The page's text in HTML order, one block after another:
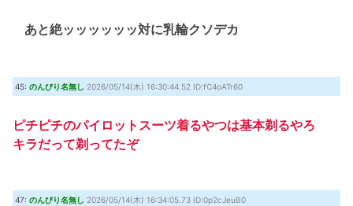
あと絶ッッッッッッ対に乳輪クソデカ
45: のんびり名無し 2026/05/14(木) 16:30:44.52 ID:fC4oATr60
ピチピチのパイロットスーツ着るやつは基本剃るやろ
キラだって剃ってたぞ
47: のんびり名無し 2026/05/14(木) 16:34:05.73 ID:0p2cJeuB0